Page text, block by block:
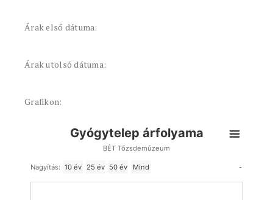
Árak első dátuma:
Árak utolsó dátuma:
Grafikon:
Gyógytelep árfolyama
BÉT Tőzsdemúzeum
Nagyítás: 10 év 25 év 50 év Mind -